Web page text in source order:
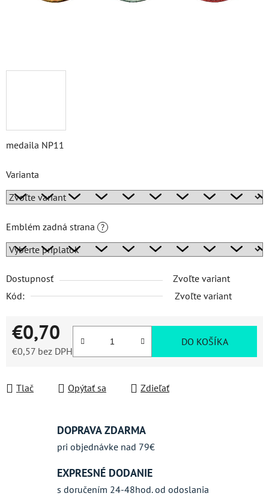
medaila NP11
Varianta
Emblém zadná strana ?
Dostupnosť
Zvoľte variant
Kód:
Zvoľte variant
€0,70
€0,57 bez DPH
DO KOŠÍKA
Tlač Opýtať sa Zdieľať
DOPRAVA ZDARMA
pri objednávke nad 79€
EXPRESNÉ DODANIE
s doručením 24-48hod. od odoslania